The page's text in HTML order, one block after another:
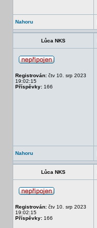
Nahoru
Lůca NKS
Registrován: čtv 10. srp 2023
19:02:15
Příspěvky: 166
Nahoru
Lůca NKS
Registrován: čtv 10. srp 2023
19:02:15
Příspěvky: 166